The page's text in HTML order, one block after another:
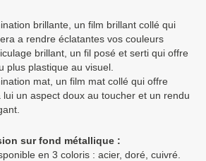
brillante, un film brillant collé qui
a rendre éclatantes vos couleurs
brillant, un fil posé et serti qui offre
plus plastique au visuel.
mat, un film mat collé qui offre
lui un aspect doux au toucher et un rendu
sur fond métallique :
en 3 coloris : acier, doré, cuivré.